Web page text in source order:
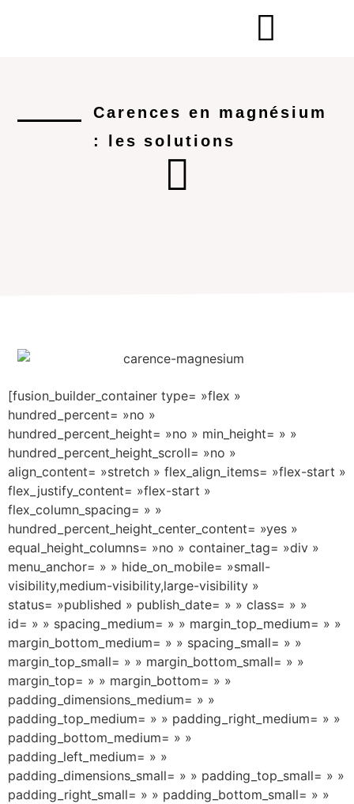
Carences en magnésium
: les solutions
[fusion_builder_container type= »flex »
hundred_percent= »no »
hundred_percent_height= »no » min_height= » »
hundred_percent_height_scroll= »no »
align_content= »stretch » flex_align_items= »flex-start »
flex_justify_content= »flex-start »
flex_column_spacing= » »
hundred_percent_height_center_content= »yes »
equal_height_columns= »no » container_tag= »div »
menu_anchor= » » hide_on_mobile= »small-
visibility,medium-visibility,large-visibility »
status= »published » publish_date= » » class= » »
id= » » spacing_medium= » » margin_top_medium= » »
margin_bottom_medium= » » spacing_small= » »
margin_top_small= » » margin_bottom_small= » »
margin_top= » » margin_bottom= » »
padding_dimensions_medium= » »
padding_top_medium= » » padding_right_medium= » »
padding_bottom_medium= » »
padding_left_medium= » »
padding_dimensions_small= » » padding_top_small= » »
padding_right_small= » » padding_bottom_small= » »